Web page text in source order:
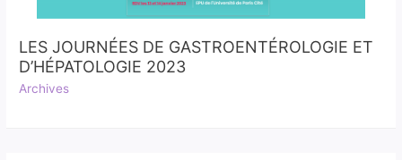
LES JOURNÉES DE GASTROENTÉROLOGIE ET
D’HÉPATOLOGIE 2023
Archives